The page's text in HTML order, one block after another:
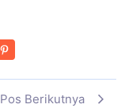
Pos Berikutnya